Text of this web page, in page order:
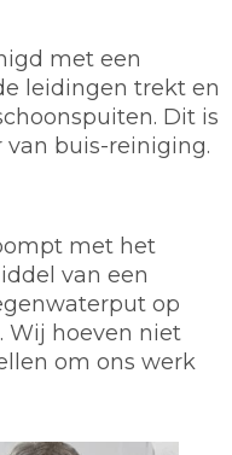
met een
leidingen trekt en
Dit is
buis-reiniging.
met het
van een
op
Wij hoeven niet
om ons werk